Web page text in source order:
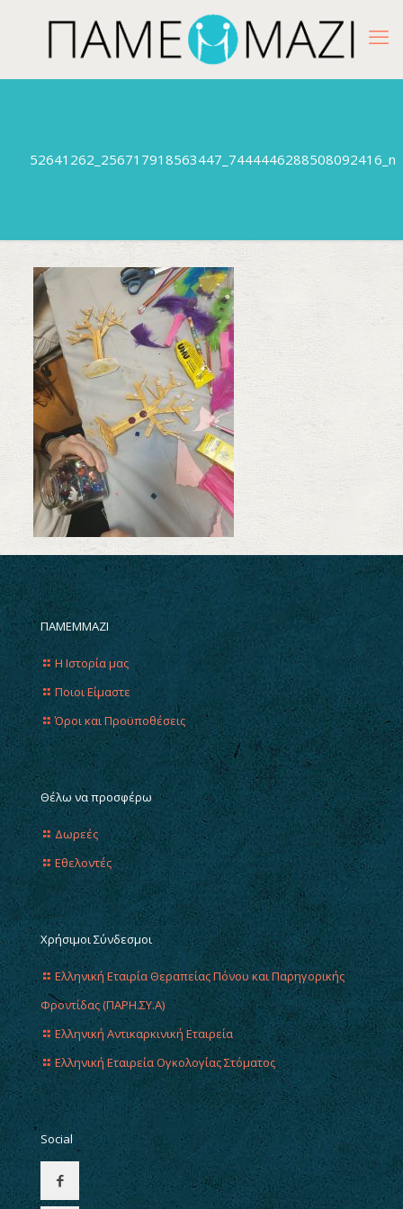
52641262_256717918563447_7444446288508092416_n
ΠΑΜΕΜΜΑΖΙ
Η Ιστορία μας
Ποιοι Είμαστε
Όροι και Προϋποθέσεις
Θέλω να προσφέρω
Δωρεές
Εθελοντές
Χρήσιμοι Σύνδεσμοι
Ελληνική Εταιρία Θεραπείας Πόνου και Παρηγορικής
Φροντίδας (ΠΑΡΗ.ΣΥ.Α)
Ελληνική Αντικαρκινική Εταιρεία
Ελληνική Εταιρεία Ογκολογίας Στόματος
Social